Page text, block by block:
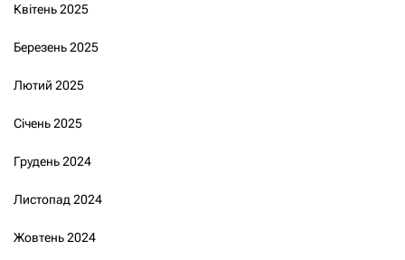
Квітень 2025
Березень 2025
Лютий 2025
Січень 2025
Грудень 2024
Листопад 2024
Жовтень 2024